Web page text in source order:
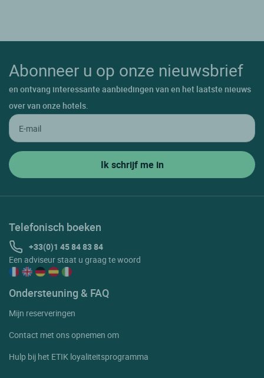
Abonneer u op onze nieuwsbrief
en ontvang interessante aanbiedingen van en het laatste nieuws
over van onze hotels.
Telefonisch boeken
+33(0)1 45 84 83 84
Een adviseur staat u graag te woord
Ondersteuning & FAQ
Mijn reserveringen
Contact met ons opnemen om
Hulp bij het ETIK loyaliteitsprogramma